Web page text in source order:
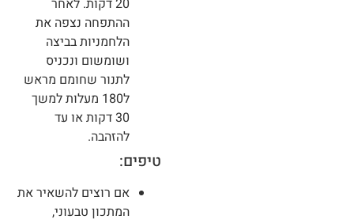
20 דקות. לאחר
ההתפחה נצפה את
הלחמניות בביצה
ושומשום ונכניס
לתנור שחומם מראש
ל180 מעלות למשך
30 דקות או עד
להזהבה.
טיפים:
אם רוצים להשאיר את
המתכון טבעוני,